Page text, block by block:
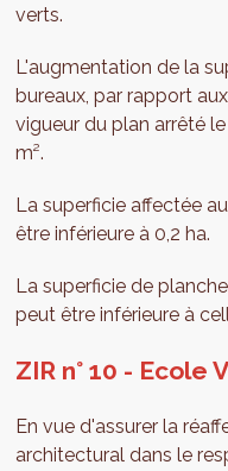
verts.
L'augmentation de la
bureaux, par rapport
vigueur du plan arrêté
m².
La superficie affectée
être inférieure à 0,2 ha.
La superficie de
peut être inférieure à
ZIR n° 10 - Ecole
En vue d'assurer la
architectural dans le